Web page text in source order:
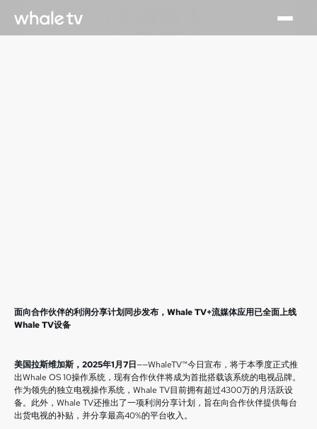
面向合作伙伴的利润分享计划同步发布，Whale TV+流媒体应用已全面上线
Whale TV设备
美国拉斯维加斯，2025年1月7日——WhaleTV™今日宣布，将于本季度正式推
出Whale OS 10操作系统，现有合作伙伴将成为首批搭载该系统的电视品牌。
作为领先的独立电视操作系统，Whale TV目前拥有超过4300万的月活跃设
备。此外，Whale TV还推出了一项利润分享计划，旨在向合作伙伴提供每台
出货电视的补贴，并分享最高40%的平台收入。